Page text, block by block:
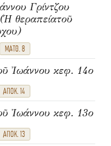
Γρίντζου
θεραπείατοῦ
ΜΑΤΘ. 8
Ἰωάννου κεφ. 14ο
ΑΠΟΚ. 14
Ἰωάννου κεφ. 13ο
ΑΠΟΚ. 13